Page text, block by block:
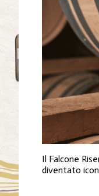
Il Falcone
diventato